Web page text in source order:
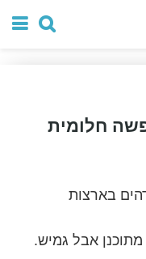
חלומית
בארצות
אבל גמיש.